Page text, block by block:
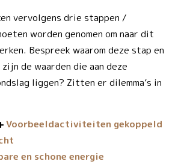
vervolgens drie stappen /
worden genomen om naar dit
Bespreek waarom deze stap en
de waarden die aan deze
liggen? Zitten er dilemma’s in
Voorbeeld­activiteiten gekoppeld
en schone energie